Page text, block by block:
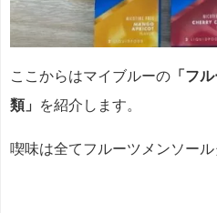
ここからはマイブルーの 「フ
類」
を紹介します。
喫味は全てフルーツメンソール